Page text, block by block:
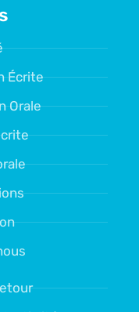
Écrite
Orale